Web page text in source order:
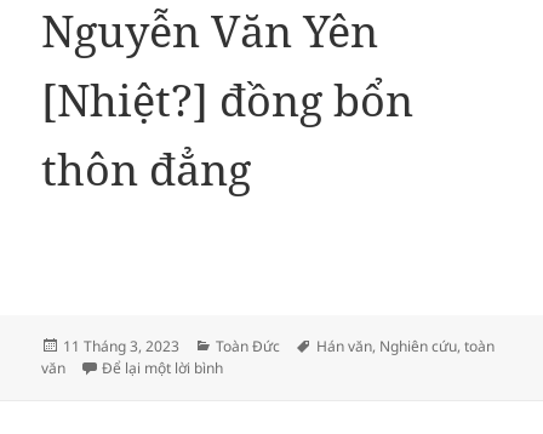
Nguyễn Văn Yên
[Nhiệt?] đồng bổn
thôn đẳng
Đăng
vào
11 Tháng 3, 2023
Danh
mục
Toàn Đức Thẻ
Hán văn, Nghiên cứu,toàn
văn
Để lại một lời bìnhở Toàn văn địa bạ thôn Toàn Đức